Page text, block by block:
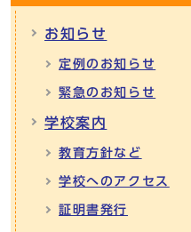
お知らせ
定例のお知らせ
緊急のお知らせ
学校案内
教育方針など
学校へのアクセス
証明書発行